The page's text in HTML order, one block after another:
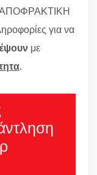
ΑΠΟΦΡΑΚΤΙΚΗ
για να
με
.